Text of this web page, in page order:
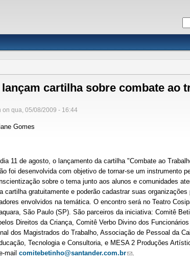
cartilha sobre combate ao
on qua, 05/08/2009 - 16:44
Gomes
11 de agosto, o lançamento da cartilha "Combate ao
foi desenvolvida com objetivo de tornar-se um instrumento
sobre o tema junto aos alunos e comunidades
cartilha gratuitamente e poderão cadastrar suas organizações
envolvidos na temática. O encontro será no Teatro
São Paulo (SP). São parceiros da iniciativa: Comitê
Direitos da Criança, Comitê Verbo Divino dos Funcionários
dos Magistrados do Trabalho, Associação de Pessoal da
Tecnologia e Consultoria, e MESA 2 Produções
mail comitebetinho@santander.com.br(link sends e-mail)